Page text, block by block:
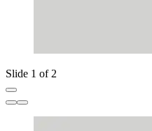
Slide 1 of 2